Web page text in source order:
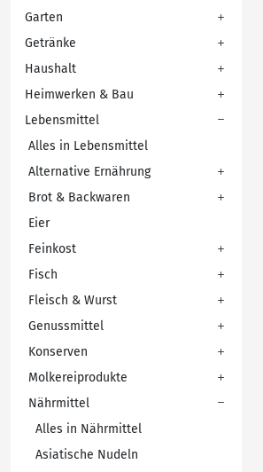
Garten
Getränke
Haushalt
Heimwerken & Bau
Lebensmittel
Alles in Lebensmittel
Alternative Ernährung
Brot & Backwaren
Eier
Feinkost
Fisch
Fleisch & Wurst
Genussmittel
Konserven
Molkereiprodukte
Nährmittel
Alles in Nährmittel
Asiatische Nudeln